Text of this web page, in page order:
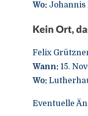
Wo: Johannis
Kein Ort,
Felix
Wann: 15.
Wo:
Eventuelle